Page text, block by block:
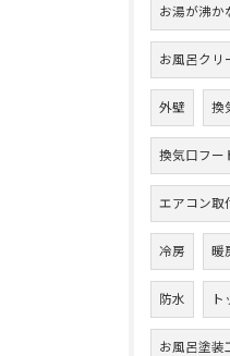
お湯が沸か
お風呂クリ
外壁 換
換気口フー
エアコン取
冷房 暖
防水
お風呂塗装